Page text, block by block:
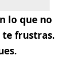
lo que no
te frustras.